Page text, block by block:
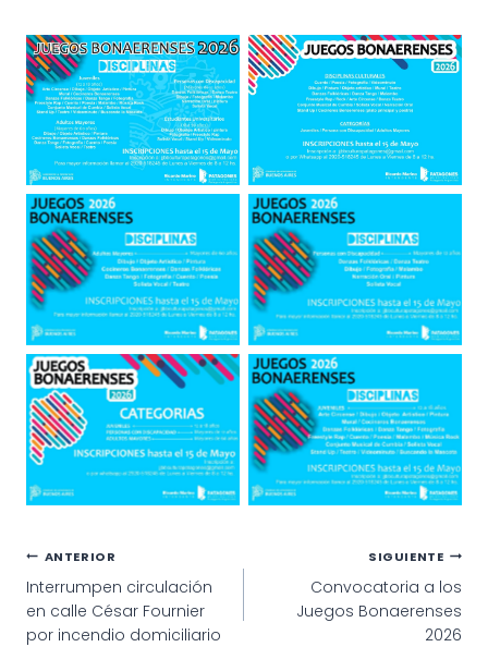
Navegación
de
ANTERIOR
Interrumpen circulación
en calle César Fournier
por incendio domiciliario
SIGUIENTE
Convocatoria a los
Juegos Bonaerenses
2026